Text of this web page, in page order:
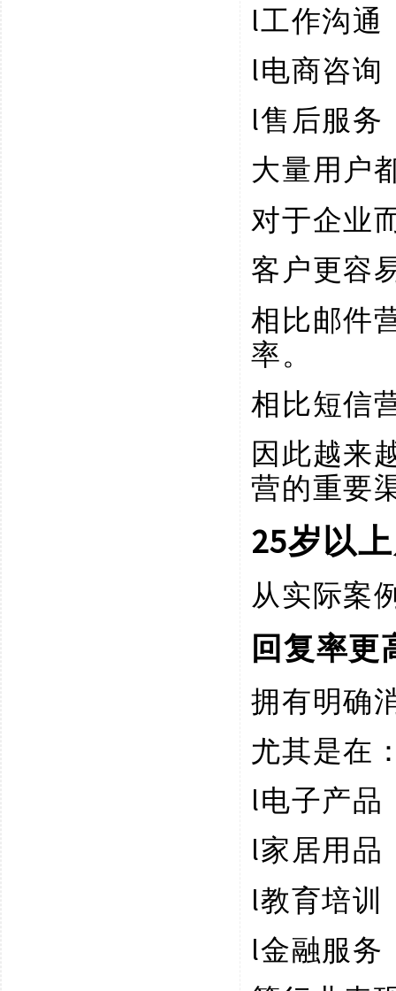
l工作沟通
l电商咨询
l售后服务
大量用户
对于企业
客户更容
相比邮件
率。
相比短信
因此越来
营的重要
25岁以
从实际案
回复率更
拥有明确
尤其是在
l电子产品
l家居用品
l教育培训
l金融服务